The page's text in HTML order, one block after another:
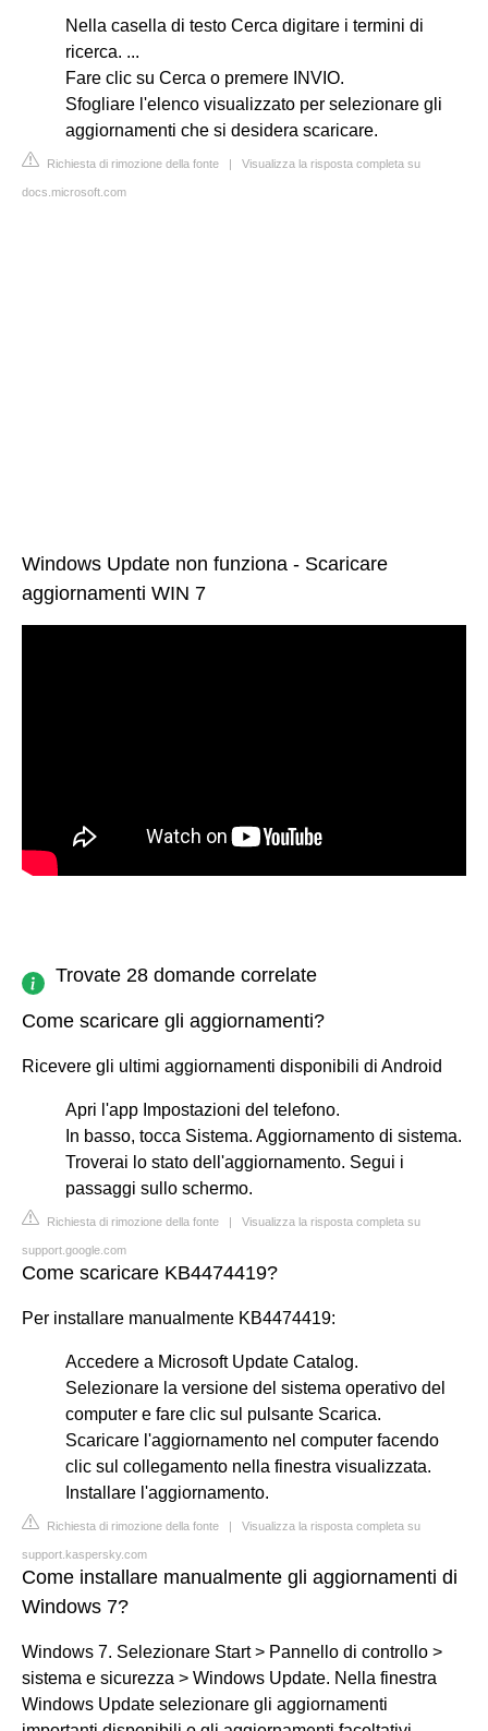
Nella casella di testo Cerca digitare i termini di
ricerca. ...
Fare clic su Cerca o premere INVIO.
Sfogliare l'elenco visualizzato per selezionare gli
aggiornamenti che si desidera scaricare.
Richiesta di rimozione della fonte | Visualizza la risposta completa su
docs.microsoft.com
Windows Update non funziona - Scaricare
aggiornamenti WIN 7
Trovate 28 domande correlate
Come scaricare gli aggiornamenti?
Ricevere gli ultimi aggiornamenti disponibili di Android
Apri l'app Impostazioni del telefono.
In basso, tocca Sistema. Aggiornamento di sistema.
Troverai lo stato dell'aggiornamento. Segui i
passaggi sullo schermo.
Richiesta di rimozione della fonte | Visualizza la risposta completa su
support.google.com
Come scaricare KB4474419?
Per installare manualmente KB4474419:
Accedere a Microsoft Update Catalog.
Selezionare la versione del sistema operativo del
computer e fare clic sul pulsante Scarica.
Scaricare l'aggiornamento nel computer facendo
clic sul collegamento nella finestra visualizzata.
Installare l'aggiornamento.
Richiesta di rimozione della fonte | Visualizza la risposta completa su
support.kaspersky.com
Come installare manualmente gli aggiornamenti di
Windows 7?
Windows 7. Selezionare Start > Pannello di controllo >
sistema e sicurezza > Windows Update. Nella finestra
Windows Update selezionare gli aggiornamenti